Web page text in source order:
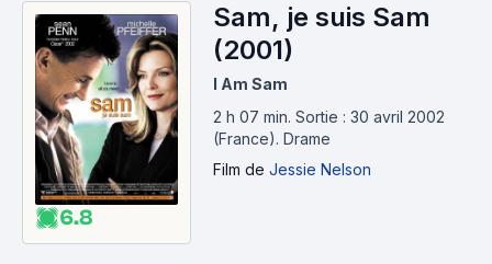
6.8
Sam, je suis Sam
(2001)
I Am Sam
2 h 07 min. Sortie : 30 avril 2002
(France). Drame
Film de Jessie Nelson